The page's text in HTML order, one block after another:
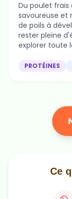
Du poulet frais
savoureuse et
de poils à
rester pleine
explorer toute
PROTÉINES
Ce